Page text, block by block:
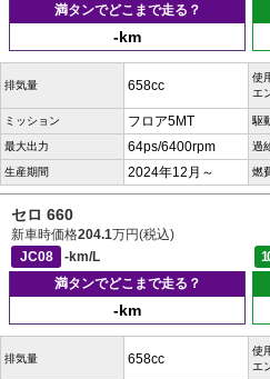
満タンでどこまで走る？
-km
排気量 658cc
使
エ
ミッション フロア5MT 駆
最大出力 64ps/6400rpm 過
生産期間 2024年12月～ 燃
セロ 660
新車時価格204.1万円(税込)
JC08
-km/L
満タンでどこまで走る？
-km
排気量 658cc
使
エ